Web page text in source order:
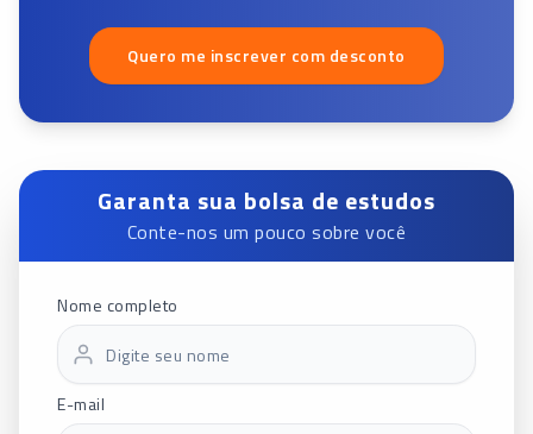
Quero me inscrever com desconto
Garanta sua bolsa de estudos
Conte-nos um pouco sobre você
Nome completo
E-mail